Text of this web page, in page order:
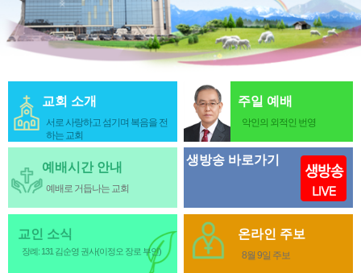
교회 소개
서로 사랑하고 섬기며 복음을 전
하는 교회
주일 예배
악인의 외적인 번영
예배시간 안내
예배로 거듭나는 교회
생방송 바로가기
교인 소식
장례: 131 김순영 권사(이정오 장로 부인)
온라인 주보
8월 9일 주보